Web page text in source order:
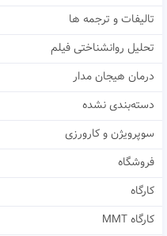
تالیفات و ترجمه ها
تحلیل روانشناختی فیلم
درمان هیجان مدار
دسته‌بندی نشده
سوپرویژن و کارورزی
فروشگاه
کارگاه
کارگاه MMT